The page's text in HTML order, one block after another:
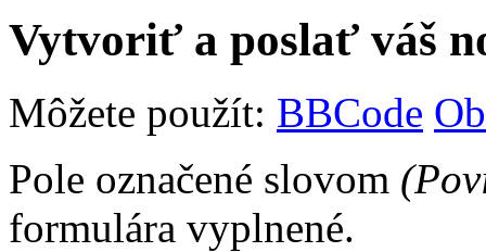
Vytvoriť a poslať váš
Môžete použít: BBCode
Pole označené slovom
formulára vyplnené.